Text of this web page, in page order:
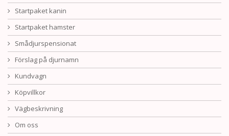
Startpaket kanin
Startpaket hamster
Smådjurspensionat
Förslag på djurnamn
Kundvagn
Köpvillkor
Vägbeskrivning
Om oss